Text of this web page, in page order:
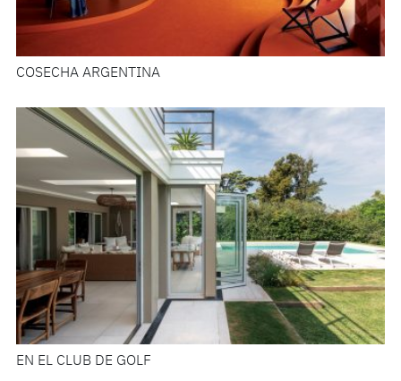
COSECHA ARGENTINA
EN EL CLUB DE GOLF